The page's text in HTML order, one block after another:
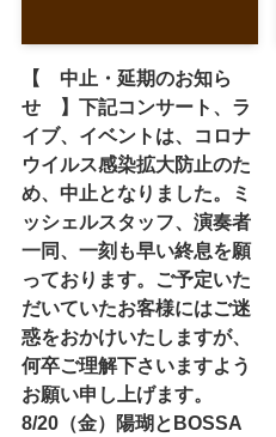
【 中止・延期のお知ら
せ 】下記コンサート、ラ
イブ、イベントは、コロナ
ウイルス感染拡大防止のた
め、中止となりました。ミ
ッシェルスタッフ、演奏者
一同、一刻も早い終息を願
っております。ご予定いた
だいていたお客様にはご迷
惑をおかけいたしますが、
何卒ご理解下さいますよう
お願い申し上げます。
8/20（金）陽瑚とBOSSA